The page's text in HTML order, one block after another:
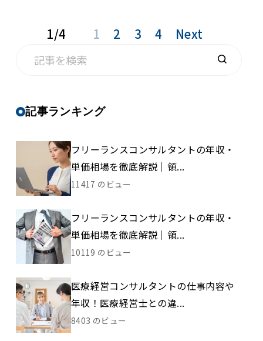
1/4 1 2 3 4 Next
記事ランキング
フリーランスコンサルタントの年収・
単価相場を徹底解説｜領...
11417 のビュー
フリーランスコンサルタントの年収・
単価相場を徹底解説｜領...
10119 のビュー
医療経営コンサルタントの仕事内容や
年収！医療経営士との違...
8403 のビュー